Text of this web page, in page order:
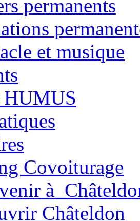
permanents
et musique
Covoiturage
à
Châteldon